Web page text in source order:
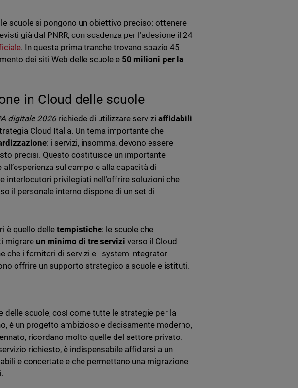
scuole si pongono un obiettivo preciso: ottenere
già dal PNRR, con scadenza per l’adesione il 24
. In questa prima tranche trovano spazio 45
dei siti Web delle scuole e 50 milioni per la
in Cloud delle scuole
digitale 2026 richiede di utilizzare servizi affidabili
Cloud Italia. Un tema importante che
: i servizi, insomma, devono essere
precisi. Questo costituisce un importante
sul campo e alla capacità di
privilegiati nell’offrire soluzioni che
il personale interno dispone di un set di
è quello delletempistiche: le scuole che
migrare un minimo di tre servizi verso il Cloud
che i fornitori di servizi e i system integrator
offrire un supporto strategico a scuole e istituti.
delle scuole, così come tutte le strategie per la
è un progetto ambizioso e decisamente moderno,
ricordano molto quelle del settore privato.
richiesto, è indispensabile affidarsi a un
e concertate e che permettano una migrazione